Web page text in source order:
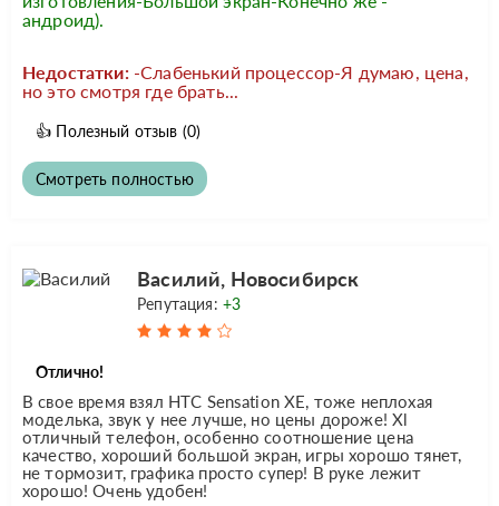
андроид).
Недостатки: -Слабенький процессор-Я думаю, цена,
но это смотря где брать...
👍 Полезный отзыв (0)
Смотреть полностью
Василий, Новосибирск
Репутация: +3
Отлично!
В свое время взял HTC Sensation XE, тоже неплохая
моделька, звук у нее лучше, но цены дороже! Xl
отличный телефон, особенно соотношение цена
качество, хороший большой экран, игры хорошо тянет,
не тормозит, графика просто супер! В руке лежит
хорошо! Очень удобен!